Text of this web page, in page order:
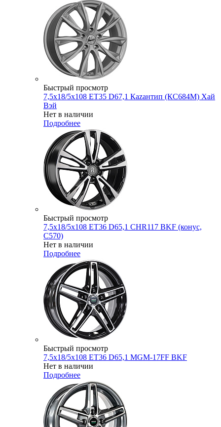
Быстрый просмотр
7,5x18/5x108 ET35 D67,1 Каzантип (КС684М) Хай
Вэй
Нет в наличии
Подробнее
Быстрый просмотр
7,5x18/5x108 ET36 D65,1 CHR117 BKF (конус,
C570)
Нет в наличии
Подробнее
Быстрый просмотр
7,5x18/5x108 ET36 D65,1 MGM-17FF BKF
Нет в наличии
Подробнее